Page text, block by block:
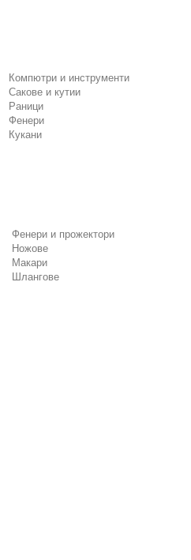
Компютри и инструменти
Сакове и кутии
Раници
Фенери
Кукани
Фенери и прожектори
Ножове
Макари
Шлангове